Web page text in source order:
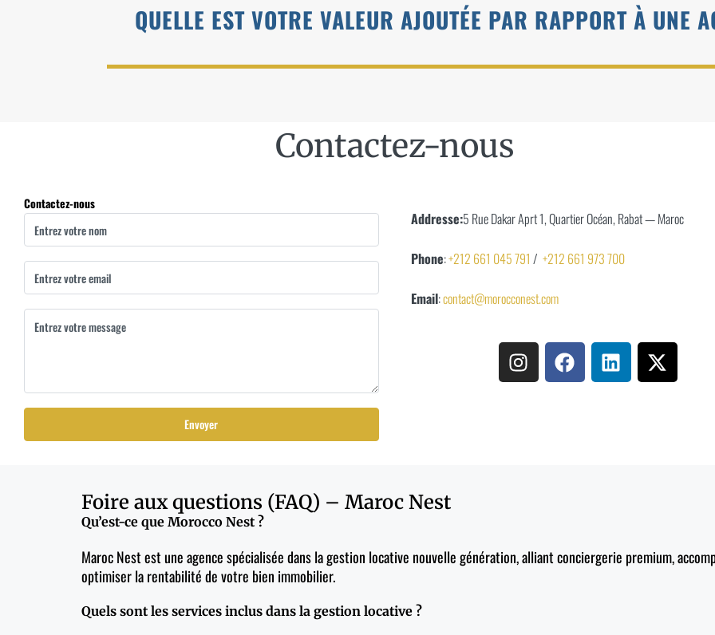
QUELLE EST VOTRE VALEUR AJOUTÉE PAR RAPPORT À UNE
Contactez-nous
Contactez-nous
Addresse:5 Rue Dakar Aprt 1, Quartier Océan, Rabat — Maroc
Phone:+212 661 045 791 / +212 661 973 700
Email:contact@morocconest.com
Foire aux questions (FAQ) – Maroc Nest
Qu’est-ce que Morocco Nest ?
Maroc Nest est une agence spécialisée dans la gestion locative nouvelle génération, alliant conciergerie premium,
optimiser la rentabilité de votre bien immobilier.
Quels sont les services inclus dans la gestion locative ?